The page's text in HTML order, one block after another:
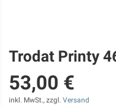
Zum
Anfang
der
Bildgalerie
springen
Trodat Printy
53,00 €
inkl. MwSt., zzgl. Versand